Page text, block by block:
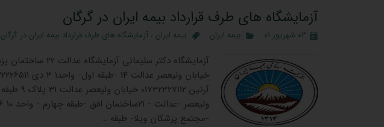
آزمایشگاه های طرف قرارداد بیمه ایران در گرگان
۰۳ شهریور ۰۱ بیمه ایران بیمه ایران ، آزمایشگاه های طرف قرارداد بیمه ایران در گرگان
-مجتمع پزشکان ویلا- طبقه …